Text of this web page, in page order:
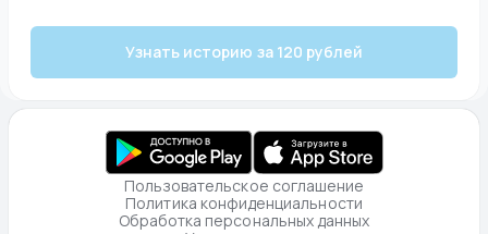
Узнать историю за 120 рублей
Пользовательское соглашение
Политика конфиденциальности
Обработка персональных данных